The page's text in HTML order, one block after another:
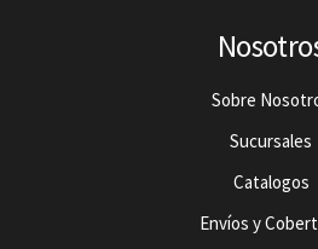
Sobre
Sucursales
Catalogos
Envíos y